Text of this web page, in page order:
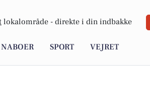
lokalområde - direkte i din indbakke
SPORT VEJRET